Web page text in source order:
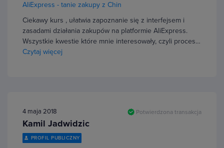
AliExpress - tanie zakupy z Chin
Ciekawy kurs , ułatwia zapoznanie się z interfejsem i
zasadami działania zakupów na platformie AliExpress.
Wszystkie kwestie które mnie interesowały, czyli proces…
Czytaj więcej
4 maja 2018 Potwierdzona transakcja
Kamil Jadwidzic
PROFIL PUBLICZNY